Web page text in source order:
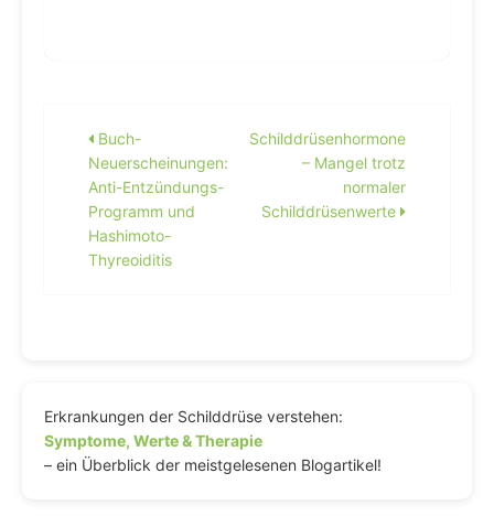
Beitragsnavigation
Buch-
Neuerscheinungen:
Anti-Entzündungs-
Programm und
Hashimoto-
Thyreoiditis
Schilddrüsenhormone
– Mangel trotz
normaler
Schilddrüsenwerte
Erkrankungen der Schilddrüse verstehen:
Symptome, Werte & Therapie
– ein Überblick der meistgelesenen Blogartikel!